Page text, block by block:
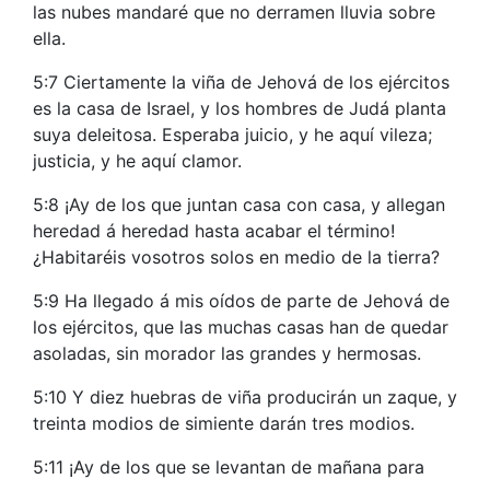
las nubes mandaré que no derramen lluvia sobre
ella.
5:7 Ciertamente la viña de Jehová de los ejércitos
es la casa de Israel, y los hombres de Judá planta
suya deleitosa. Esperaba juicio, y he aquí vileza;
justicia, y he aquí clamor.
5:8 ¡Ay de los que juntan casa con casa, y allegan
heredad á heredad hasta acabar el término!
¿Habitaréis vosotros solos en medio de la tierra?
5:9 Ha llegado á mis oídos de parte de Jehová de
los ejércitos, que las muchas casas han de quedar
asoladas, sin morador las grandes y hermosas.
5:10 Y diez huebras de viña producirán un zaque, y
treinta modios de simiente darán tres modios.
5:11 ¡Ay de los que se levantan de mañana para